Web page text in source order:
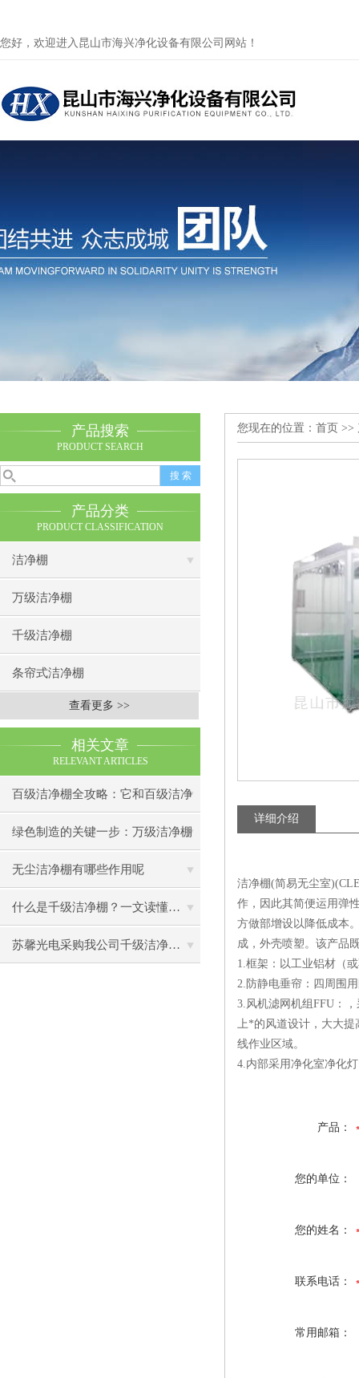
您好，欢迎进入昆山市海兴净化设备有限公司网站！
产品搜索
PRODUCT SEARCH
产品分类
PRODUCT CLASSIFICATION
洁净棚
万级洁净棚
千级洁净棚
条帘式洁净棚
查看更多 >>
相关文章
RELEVANT ARTICLES
百级洁净棚全攻略：它和百级洁净
室到底有什么区别？
绿色制造的关键一步：万级洁净棚
助力环保型半导体产业发展
无尘洁净棚有哪些作用呢
什么是千级洁净棚？一文读懂其结构特点与局部净化优势
苏馨光电采购我公司千级洁净棚普通工作台一批（7月07日）已顺利交货
您现在的位置： 首页 >>
详细介绍
洁净棚(简易无尘室
作，因此其简便运用弹
方做部增设以降低成本
成，外壳喷塑。该产品
1.框架：以工业铝材（
2.防静电垂帘：四周围
3.风机滤网机组FFU：
上*的风道设计，大大提
线作业区域。
4.内部采用净化室净化
产品：
您的单位：
您的姓名：
联系电话：
常用邮箱：